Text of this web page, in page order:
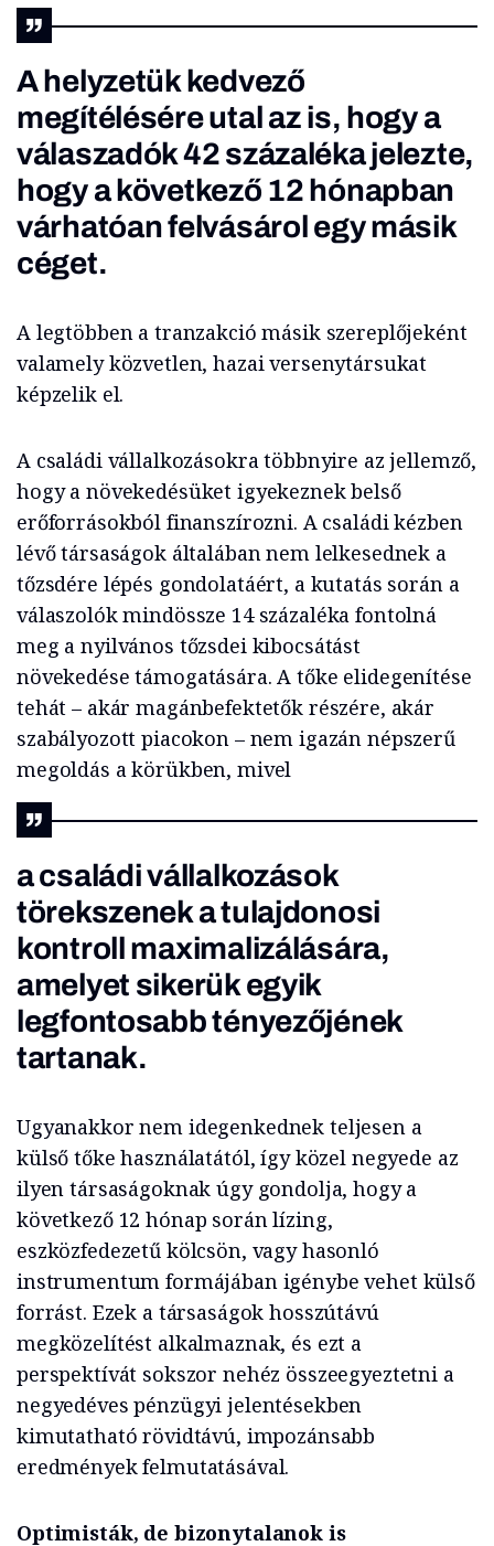
A helyzetük kedvező
megítélésére utal az is, hogy a
válaszadók 42 százaléka jelezte,
hogy a következő 12 hónapban
várhatóan felvásárol egy másik
céget.
A legtöbben a tranzakció másik szereplőjeként
valamely közvetlen, hazai versenytársukat
képzelik el.
A családi vállalkozásokra többnyire az jellemző,
hogy a növekedésüket igyekeznek belső
erőforrásokból finanszírozni. A családi kézben
lévő társaságok általában nem lelkesednek a
tőzsdére lépés gondolatáért, a kutatás során a
válaszolók mindössze 14 százaléka fontolná
meg a nyilvános tőzsdei kibocsátást
növekedése támogatására. A tőke elidegenítése
tehát – akár magánbefektetők részére, akár
szabályozott piacokon – nem igazán népszerű
megoldás a körükben, mivel
a családi vállalkozások
törekszenek a tulajdonosi
kontroll maximalizálására,
amelyet sikerük egyik
legfontosabb tényezőjének
tartanak.
Ugyanakkor nem idegenkednek teljesen a
külső tőke használatától, így közel negyede az
ilyen társaságoknak úgy gondolja, hogy a
következő 12 hónap során lízing,
eszközfedezetű kölcsön, vagy hasonló
instrumentum formájában igénybe vehet külső
forrást. Ezek a társaságok hosszútávú
megközelítést alkalmaznak, és ezt a
perspektívát sokszor nehéz összeegyeztetni a
negyedéves pénzügyi jelentésekben
kimutatható rövidtávú, impozánsabb
eredmények felmutatásával.
Optimisták, de bizonytalanok is